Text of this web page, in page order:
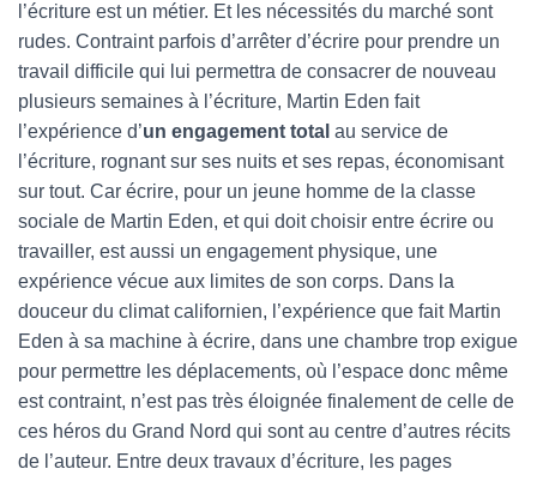
l’écriture est un métier. Et les nécessités du marché sont
rudes. Contraint parfois d’arrêter d’écrire pour prendre un
travail difficile qui lui permettra de consacrer de nouveau
plusieurs semaines à l’écriture, Martin Eden fait
l’expérience d’un engagement total au service de
l’écriture, rognant sur ses nuits et ses repas, économisant
sur tout. Car écrire, pour un jeune homme de la classe
sociale de Martin Eden, et qui doit choisir entre écrire ou
travailler, est aussi un engagement physique, une
expérience vécue aux limites de son corps. Dans la
douceur du climat californien, l’expérience que fait Martin
Eden à sa machine à écrire, dans une chambre trop exigue
pour permettre les déplacements, où l’espace donc même
est contraint, n’est pas très éloignée finalement de celle de
ces héros du Grand Nord qui sont au centre d’autres récits
de l’auteur. Entre deux travaux d’écriture, les pages